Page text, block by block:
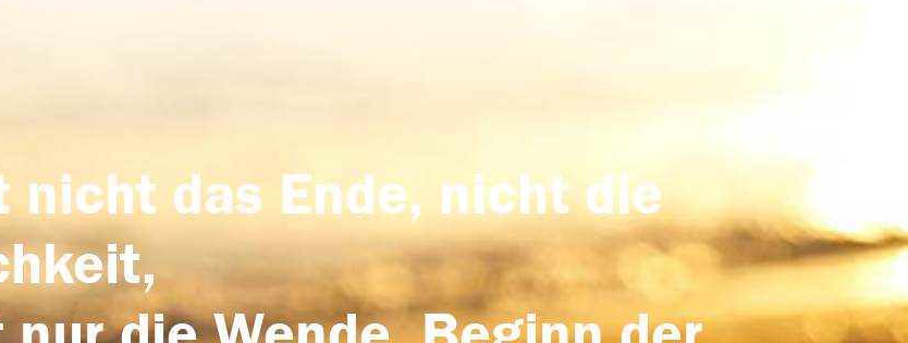
nicht das Ende, nicht die